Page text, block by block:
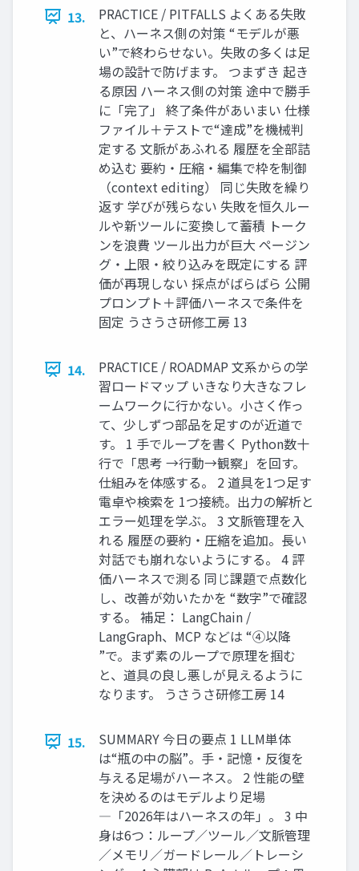
13.
PRACTICE / PITFALLS よくある失敗
と、ハーネス側の対策 “モデルが悪
い”で終わらせない。失敗の多くは足
場の設計で防げます。 つまずき 起き
る原因 ハーネス側の対策 途中で勝手
に「完了」 終了条件があいまい 仕様
ファイル＋テストで“達成”を機械判
定する 文脈があふれる 履歴を全部詰
め込む 要約・圧縮・編集で枠を制御
（context editing） 同じ失敗を繰り
返す 学びが残らない 失敗を恒久ルー
ルや新ツールに変換して蓄積 トーク
ンを浪費 ツール出力が巨大 ページン
グ・上限・絞り込みを既定にする 評
価が再現しない 採点がばらばら 公開
プロンプト＋評価ハーネスで条件を
固定 うさうさ研修工房 13
14.
PRACTICE / ROADMAP 文系からの学
習ロードマップ いきなり大きなフレ
ームワークに行かない。小さく作っ
て、少しずつ部品を足すのが近道で
す。 1 手でループを書く Python数十
行で「思考 →行動→観察」を回す。
仕組みを体感する。 2 道具を1つ足す
電卓や検索を 1つ接続。出力の解析と
エラー処理を学ぶ。 3 文脈管理を入
れる 履歴の要約・圧縮を追加。長い
対話でも崩れないようにする。 4 評
価ハーネスで測る 同じ課題で点数化
し、改善が効いたかを “数字”で確認
する。 補足： LangChain /
LangGraph、MCP などは “④以降
”で。まず素のループで原理を掴む
と、道具の良し悪しが見えるように
なります。 うさうさ研修工房 14
15.
SUMMARY 今日の要点 1 LLM単体
は“瓶の中の脳”。手・記憶・反復を
与える足場がハーネス。 2 性能の壁
を決めるのはモデルより足場
―「2026年はハーネスの年」。 3 中
身は6つ：ループ／ツール／文脈管理
／メモリ／ガードレール／トレーシ